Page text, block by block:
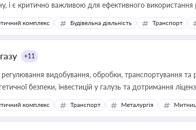
і є критично важливою для ефективного використання
комплекс Будівельна діяльність Транспорт
+11
видобування, обробки, транспортування та
безпеки, інвестицій у галузь та дотримання
комплекс Транспорт Металургія